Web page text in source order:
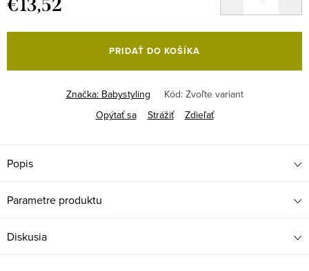
€13,52
cena:
PRIDAŤ DO KOŠÍKA
Značka: Babystyling Kód: Zvoľte variant
Opýtať sa
Strážiť Zdieľať
Popis
Parametre produktu
Diskusia